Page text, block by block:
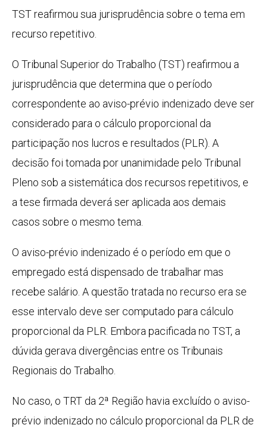
TST reafirmou sua jurisprudência sobre o tema em
recurso repetitivo.
O Tribunal Superior do Trabalho (TST) reafirmou a
jurisprudência que determina que o período
correspondente ao aviso-prévio indenizado deve ser
considerado para o cálculo proporcional da
participação nos lucros e resultados (PLR). A
decisão foi tomada por unanimidade pelo Tribunal
Pleno sob a sistemática dos recursos repetitivos, e
a tese firmada deverá ser aplicada aos demais
casos sobre o mesmo tema.
O aviso-prévio indenizado é o período em que o
empregado está dispensado de trabalhar mas
recebe salário. A questão tratada no recurso era se
esse intervalo deve ser computado para cálculo
proporcional da PLR. Embora pacificada no TST, a
dúvida gerava divergências entre os Tribunais
Regionais do Trabalho.
No caso, o TRT da 2ª Região havia excluído o aviso-
prévio indenizado no cálculo proporcional da PLR de